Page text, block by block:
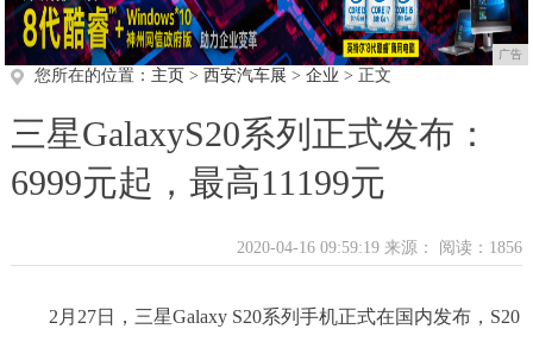
广告
您所在的位置： 主页 > 西安汽车展 > 企业 > 正文
三星GalaxyS20系列正式发布：
6999元起，最高11199元
2020-04-16 09:59:19 来源： 阅读：1856
2月27日，三星Galaxy S20系列手机正式在国内发布，S20